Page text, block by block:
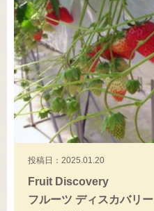
投稿日：2025.01.20
Fruit Discovery
フルーツ ディスカバリー